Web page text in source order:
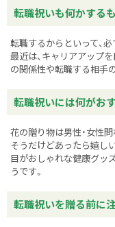
転職祝いも何かする
転職するからといって、
最近は、キャリアアップ
の関係性や転職する相手
転職祝いには何がお
花の贈り物は男性・女性
そうだけどあったら嬉し
目がおしゃれな健康グッ
うです。
転職祝いを贈る前に